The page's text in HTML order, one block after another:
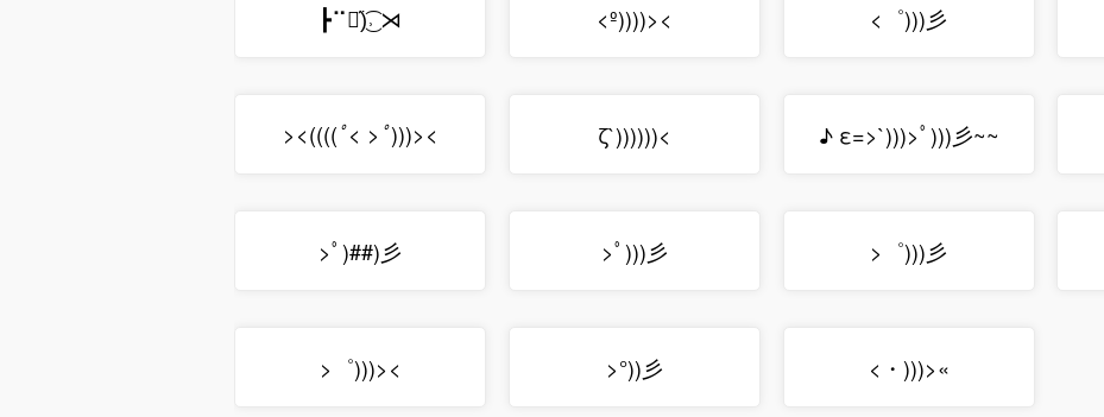
┣⠉❥᷁)͜͡˒ ⋊ <º))))>< <゜)))彡
><((((ﾟ< >ﾟ)))>< ζ`))))))< ♪ ε=>`)))>ﾟ)))彡~~
>ﾟ)##)彡 >ﾟ)))彡 >゜)))彡
>゜)))>< >°))彡 <・)))>«